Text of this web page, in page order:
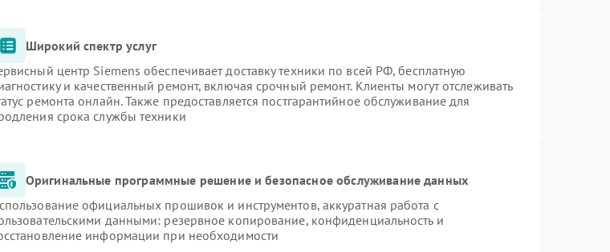
Широкий спектр услуг
центр Siemens обеспечивает доставку техники по всей РФ, бесплатную
и качественный ремонт, включая срочный ремонт. Клиенты могут отслеживать
ремонта онлайн. Также предоставляется постгарантийное обслуживание для
срока службы техники
Оригинальные программные решение и безопасное обслуживание данных
официальных прошивок и инструментов, аккуратная работа с
данными: резервное копирование, конфиденциальность и
информации при необходимости